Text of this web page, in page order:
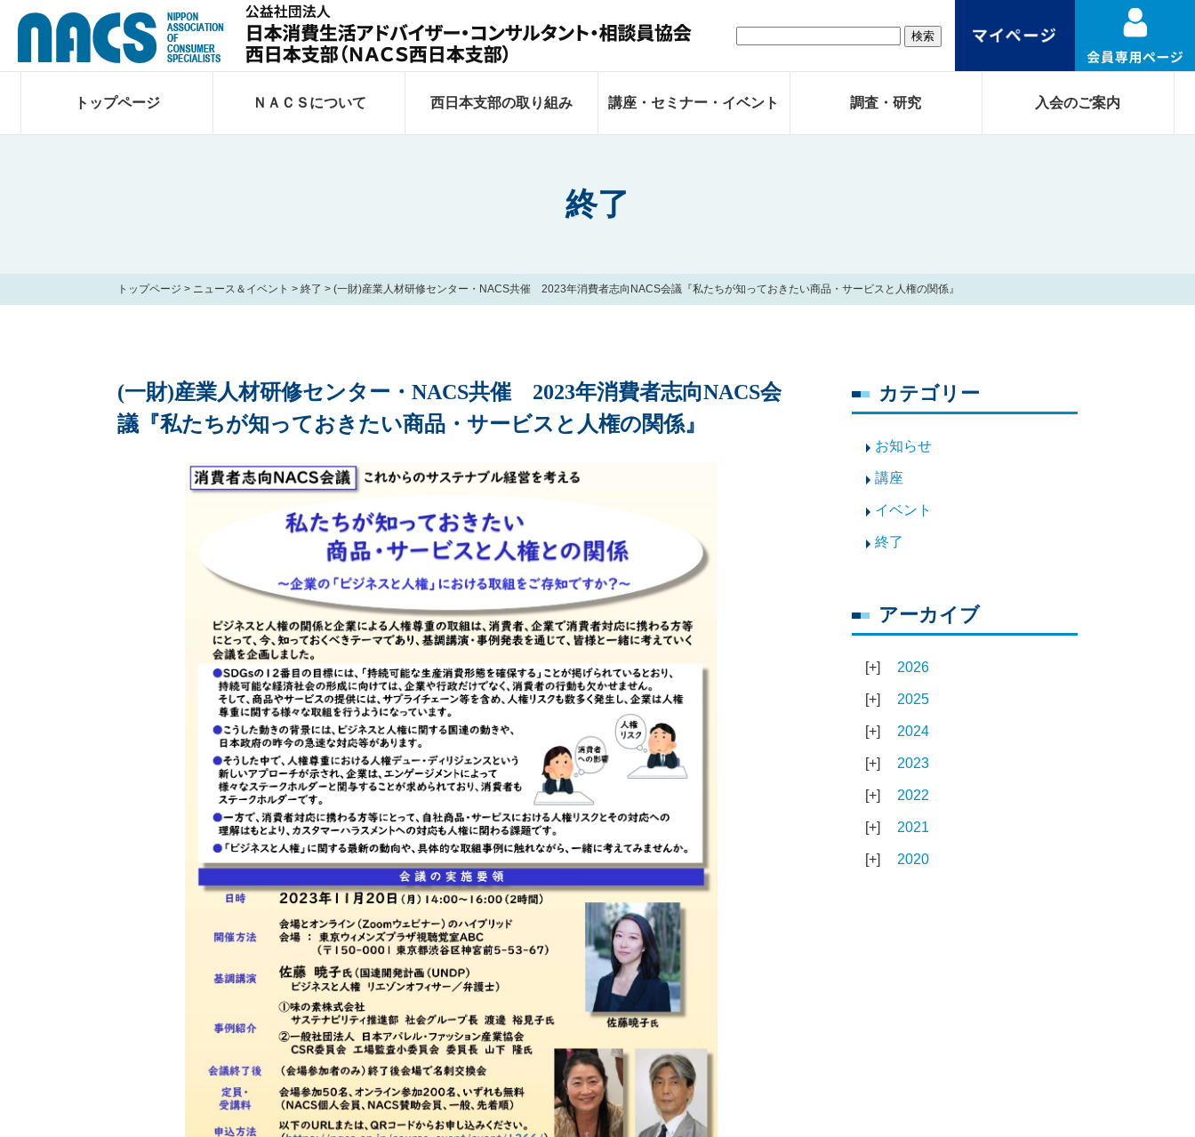
トップページ ＮＡＣＳについて 西日本支部の取り組み 講座・セミナー・イベント 調査・研究 入会のご案内
終了
トップページ > ニュース＆イベント > 終了 > (一財)産業人材研修センター・NACS共催 2023年消費者志向NACS会議『私たちが知っておきたい商品・サービスと人権の関係』
(一財)産業人材研修センター・NACS共催 2023年消費者志向NACS会
議『私たちが知っておきたい商品・サービスと人権の関係』
カテゴリー
お知らせ
講座
イベント
終了
アーカイブ
2026
2025
2024
2023
2022
2021
2020